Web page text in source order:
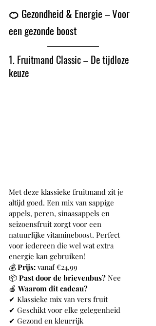
🍊 Gezondheid & Energie – Voor
een gezonde boost
1. Fruitmand Classic – De tijdloze
keuze
Met deze klassieke fruitmand zit je
altijd goed. Een mix van sappige
appels, peren, sinaasappels en
seizoensfruit zorgt voor een
natuurlijke vitamineboost. Perfect
voor iedereen die wel wat extra
energie kan gebruiken!
💰 Prijs: vanaf €24,99
📦 Past door de brievenbus? Nee
🍎 Waarom dit cadeau?
✔ Klassieke mix van vers fruit
✔ Geschikt voor elke gelegenheid
✔ Gezond en kleurrijk